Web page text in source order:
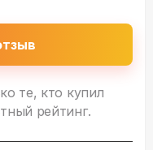
те, кто купил
рейтинг.